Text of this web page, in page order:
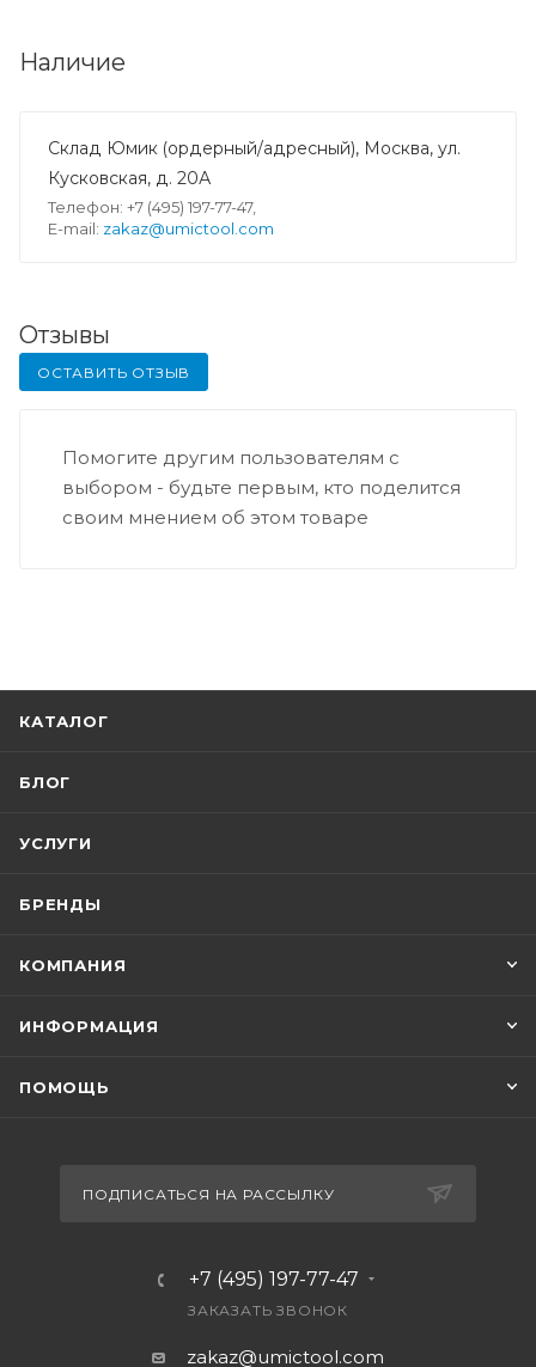
Наличие
Склад Юмик (ордерный/адресный), Москва, ул.
Кусковская, д. 20А
Телефон: +7 (495) 197-77-47,
E-mail: zakaz@umictool.com
Отзывы
ОСТАВИТЬ ОТЗЫВ
Помогите другим пользователям с
выбором - будьте первым, кто поделится
своим мнением об этом товаре
КАТАЛОГ
БЛОГ
УСЛУГИ
БРЕНДЫ
КОМПАНИЯ
ИНФОРМАЦИЯ
ПОМОЩЬ
ПОДПИСАТЬСЯ НА РАССЫЛКУ
+7 (495) 197-77-47
ЗАКАЗАТЬ ЗВОНОК
zakaz@umictool.com